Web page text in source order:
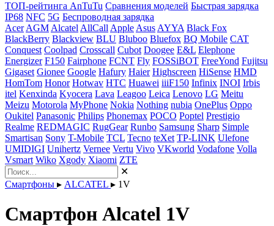
ТОП-рейтинга AnTuTu Сравнения моделей Быстрая зарядка
IP68 NFC 5G Беспроводная зарядка
Acer AGM Alcatel AllCall Apple Asus AYYA Black Fox
BlackBerry Blackview BLU Bluboo Bluefox BQ Mobile CAT
Conquest Coolpad Crosscall Cubot Doogee E&L Elephone
Energizer F150 Fairphone FCNT Fly FOSSiBOT FreeYond Fujitsu
Gigaset Gionee Google Hafury Haier Highscreen HiSense HMD
HomTom Honor Hotwav HTC Huawei iiiF150 Infinix INOI Irbis
itel Kenxinda Kyocera Lava Leagoo Leica Lenovo LG Meitu
Meizu Motorola MyPhone Nokia Nothing nubia OnePlus Oppo
Oukitel Panasonic Philips Phonemax POCO Poptel Prestigio
Realme REDMAGIC RugGear Runbo Samsung Sharp Simple
Smartisan Sony T-Mobile TCL Tecno teXet TP-LINK Ulefone
UMIDIGI Unihertz Vernee Vertu Vivo VKworld Vodafone Volla
Vsmart Wiko Xgody Xiaomi ZTE
✕
Смартфоны ▸ ALCATEL ▸ 1V
Смартфон Alcatel 1V